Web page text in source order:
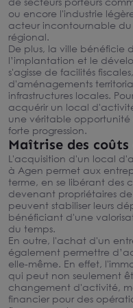
ou encore l'industrie
acteur incontournable
régional.
De plus, la ville bénéficie
l’implantation et le
s'agisse de facilités
d'aménagements
infrastructures locales.
acquérir un local
une véritable
forte progression.
Maîtrise des
L'acquisition d'un local
à Agen permet aux
terme, en se libérant des
devenant propriétaires de
peuvent stabiliser leurs
bénéficiant d'une
du temps.
En outre, l'achat d'un
également permettre
elle-même. En effet,
qui peut non seulement
changement d'activité,
financier pour des